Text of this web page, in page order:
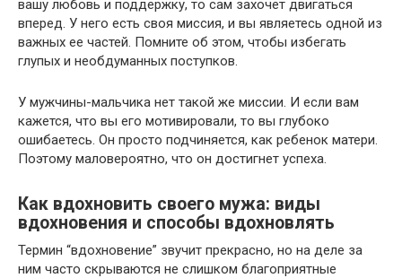
вашу любовь и поддержку, то сам захочет двигаться
вперед. У него есть своя миссия, и вы являетесь одной из
важных ее частей. Помните об этом, чтобы избегать
глупых и необдуманных поступков.
У мужчины-мальчика нет такой же миссии. И если вам
кажется, что вы его мотивировали, то вы глубоко
ошибаетесь. Он просто подчиняется, как ребенок матери.
Поэтому маловероятно, что он достигнет успеха.
Как вдохновить своего мужа: виды
вдохновения и способы вдохновлять
Термин “вдохновение” звучит прекрасно, но на деле за
ним часто скрываются не слишком благоприятные